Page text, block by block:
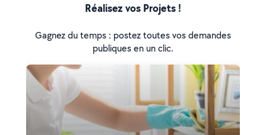
Réalisez vos Projets !
Gagnez du temps : postez toutes vos demandes
publiques en un clic.